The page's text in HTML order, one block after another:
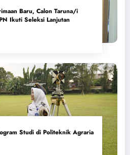
Baru, Calon Taruna/i
Ikuti Seleksi Lanjutan
Studi di Politeknik Agraria